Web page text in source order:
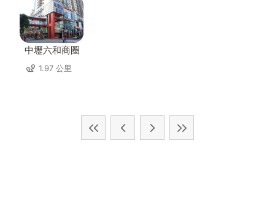
中壢六和商圈
1.97 公里